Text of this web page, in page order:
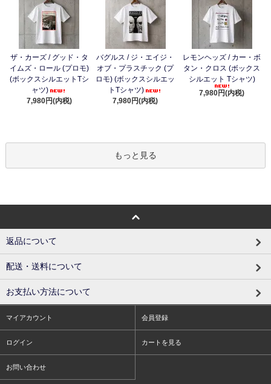
ザ・カーズ / グッド・タ
イムズ・ロール (プロモ)
(ボックスシルエットTシ
ャツ)
7,980円(内税)
バグルス / ジ・エイジ・
オブ・プラスチック (プ
ロモ) (ボックスシルエッ
トTシャツ)
7,980円(内税)
レモンヘッズ / カー・ボ
タン・クロス (ボックス
シルエット Tシャツ)
7,980円(内税)
もっと見る
返品について
配送・送料について
お支払い方法について
マイアカウント 会員登録
ログイン カートを見る
お問い合わせ